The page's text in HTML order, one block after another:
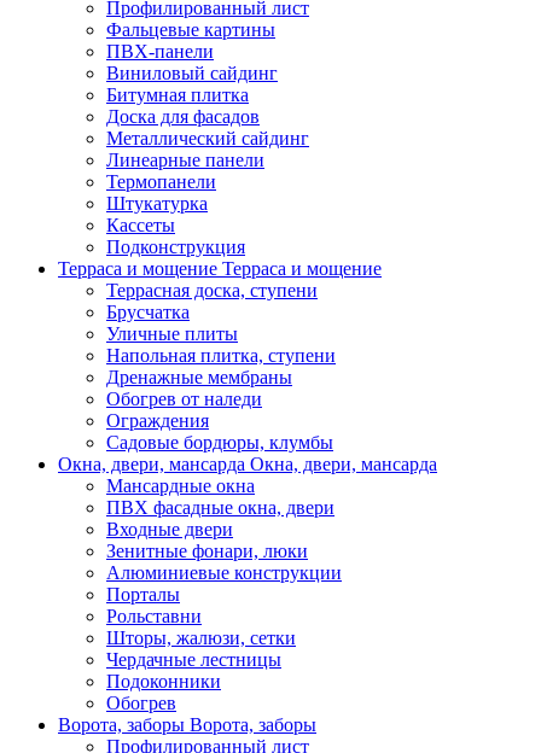
Профилированный лист
Фальцевые картины
ПВХ-панели
Виниловый сайдинг
Битумная плитка
Доска для фасадов
Металлический сайдинг
Линеарные панели
Термопанели
Штукатурка
Кассеты
Подконструкция
Терраса и мощение Терраса и мощение
Террасная доска, ступени
Брусчатка
Уличные плиты
Напольная плитка, ступени
Дренажные мембраны
Обогрев от наледи
Ограждения
Садовые бордюры, клумбы
Окна, двери, мансарда Окна, двери, мансарда
Мансардные окна
ПВХ фасадные окна, двери
Входные двери
Зенитные фонари, люки
Алюминиевые конструкции
Порталы
Рольставни
Шторы, жалюзи, сетки
Чердачные лестницы
Подоконники
Обогрев
Ворота, заборы Ворота, заборы
Профилированный лист